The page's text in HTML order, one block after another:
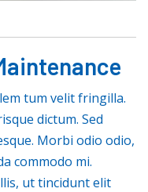
tum velit fringilla.
dictum. Sed
Morbi odio odio,
commodo mi.
ut tincidunt elit